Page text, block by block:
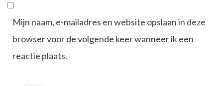
Mijn naam, e-mailadres en website opslaan in deze
browser voor de volgende keer wanneer ik een
reactie plaats.